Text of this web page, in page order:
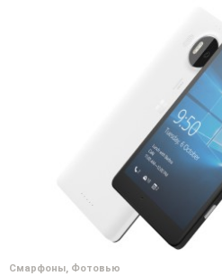
Смарфоны, Фотовью